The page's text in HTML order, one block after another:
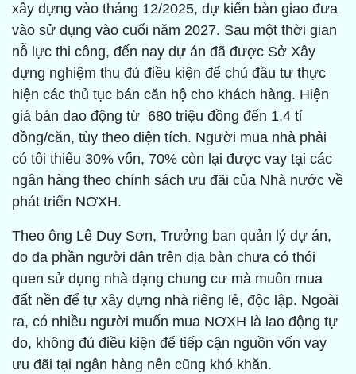
xây dựng vào tháng 12/2025, dự kiến bàn giao đưa
vào sử dụng vào cuối năm 2027. Sau một thời gian
nỗ lực thi công, đến nay dự án đã được Sở Xây
dựng nghiệm thu đủ điều kiện để chủ đầu tư thực
hiện các thủ tục bán căn hộ cho khách hàng. Hiện
giá bán dao động từ 680 triệu đồng đến 1,4 tỉ
đồng/căn, tùy theo diện tích. Người mua nhà phải
có tối thiểu 30% vốn, 70% còn lại được vay tại các
ngân hàng theo chính sách ưu đãi của Nhà nước về
phát triển NƠXH.
Theo ông Lê Duy Sơn, Trưởng ban quản lý dự án,
do đa phần người dân trên địa bàn chưa có thói
quen sử dụng nhà dạng chung cư mà muốn mua
đất nền để tự xây dựng nhà riêng lẻ, độc lập. Ngoài
ra, có nhiều người muốn mua NƠXH là lao động tự
do, không đủ điều kiện để tiếp cận nguồn vốn vay
ưu đãi tại ngân hàng nên cũng khó khăn.